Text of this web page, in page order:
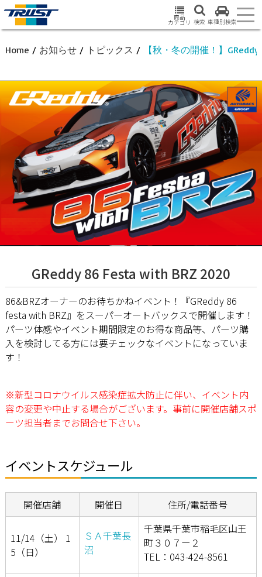
商品
カテゴリ 検索 車種別検索
Home / お知らせ/ トピックス / 【秋・冬の開催！】
GReddy 86 Festa with BRZ 2020
86&BRZオーナーのお待ちかねイベント！『GReddy 86
festa with BRZ』をスーパーオートバックスで開催します！
パーツ体感やイベント期間限定のお得な商品等、パーツ購
入を検討してる方には要チェックなイベントになっていま
す！
※新型コロナウイルス感染症拡大防止に伴い、イベント内
容の変更や中止する場合がございます。事前に開催店舗スポ
ーツ担当者までお問合せ下さい。
イベントスケジュール
開催店舗 開催日 住所/電話番号
11/14（土） 1
5（日）
ＳＡ千葉長
沼
千葉県千葉市稲毛区山王
町３０７ー２
TEL：043-424-8561